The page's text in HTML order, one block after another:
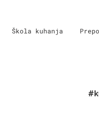
Škola kuhanja